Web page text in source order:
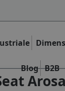
Blog B2B